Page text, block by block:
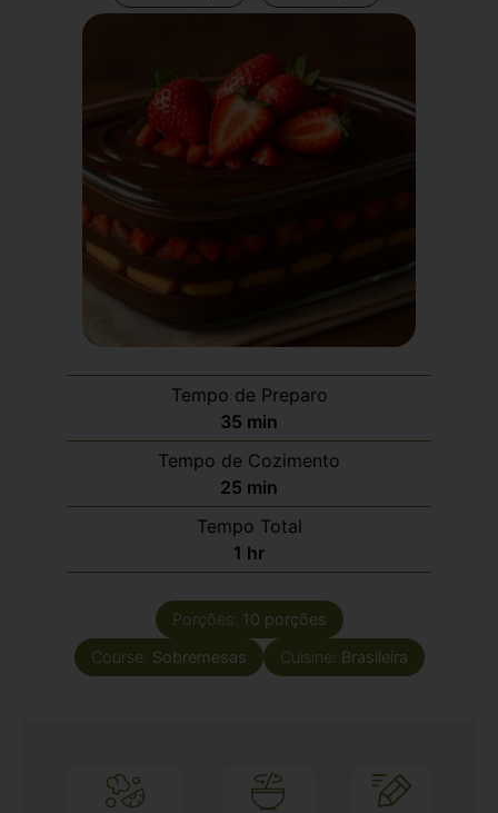
Tempo de Preparo
35 min
Tempo de Cozimento
25 min
Tempo Total
1 hr
Porções: 10 porções
Course: Sobremesas Cuisine: Brasileira